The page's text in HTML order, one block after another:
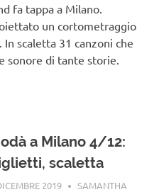
fa tappa a Milano.
un cortometraggio
scaletta 31 canzoni che
sonore di tante storie.
a Milano 4/12:
scaletta
2019
SAMANTHA